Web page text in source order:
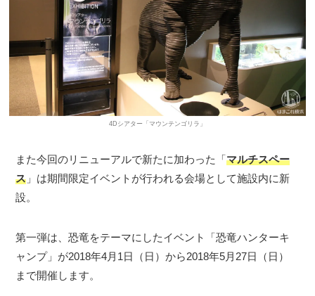
4Dシアター「マウンテンゴリラ」
また今回のリニューアルで新たに加わった「マルチスペー
ス 」は期間限定イベントが行われる会場として施設内に新
設。
第一弾は、恐竜をテーマにしたイベント「恐竜ハンターキ
ャンプ」が2018年4月1日（日）から2018年5月27日（日）
まで開催します。